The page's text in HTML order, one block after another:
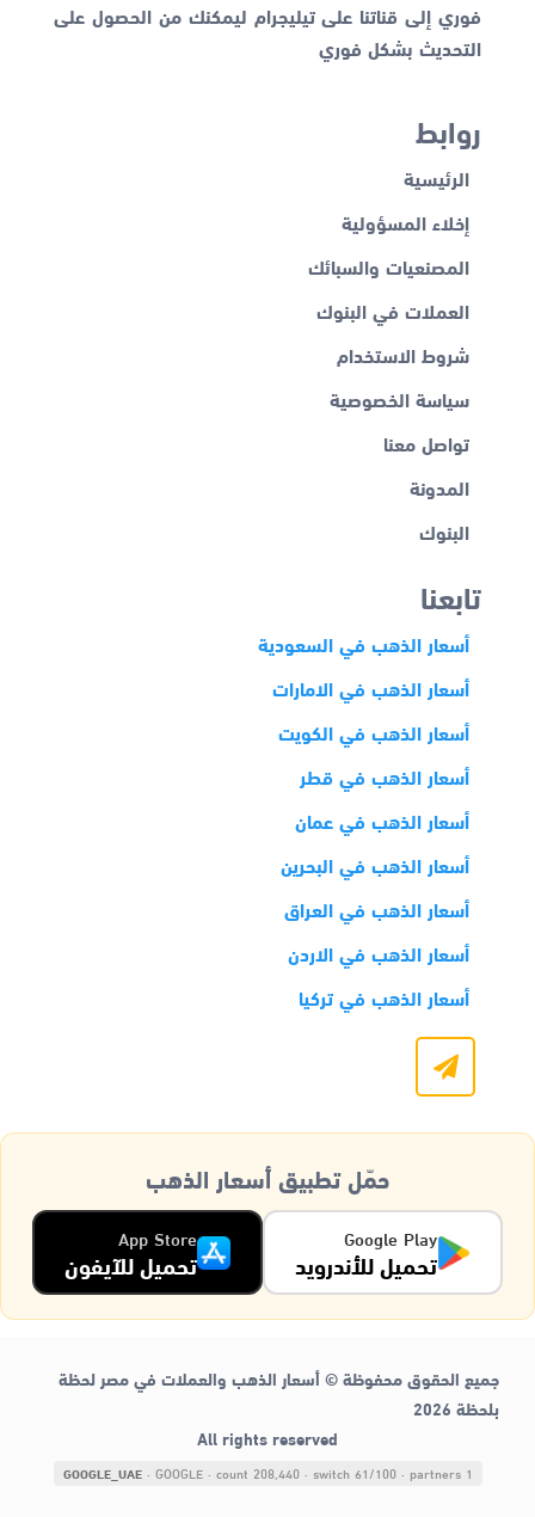
فوري إلى قناتنا على تيليجرام ليمكنك من الحصول على
التحديث بشكل فوري
روابط
الرئيسية
إخلاء المسؤولية
المصنعيات والسبائك
العملات في البنوك
شروط الاستخدام
سياسة الخصوصية
تواصل معنا
المدونة
البنوك
تابعنا
أسعار الذهب في السعودية
أسعار الذهب في الامارات
أسعار الذهب في الكويت
أسعار الذهب في قطر
أسعار الذهب في عمان
أسعار الذهب في البحرين
أسعار الذهب في العراق
أسعار الذهب في الاردن
أسعار الذهب في تركيا
حمّل تطبيق أسعار الذهب
Google Play
تحميل للأندرويد
App Store
تحميل للآيفون
جميع الحقوق محفوظة © أسعار الذهب والعملات في مصر لحظة
بلحظة 2026
All rights reserved
GOOGLE_UAE · GOOGLE · count 208,440 · switch 61/100 · partners 1